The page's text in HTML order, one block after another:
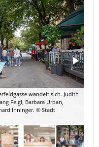
wandelt sich. Judith
Feigl, Barbara Urban,
Inninger. © Stadt